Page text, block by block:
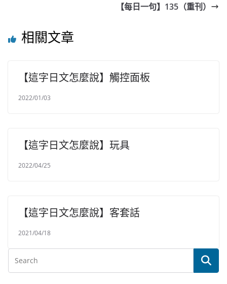
【每日一句】135（重刊）
相關文章
【這字日文怎麼說】觸控面板
2022/01/03
【這字日文怎麼說】玩具
2022/04/25
【這字日文怎麼說】客套話
2021/04/18